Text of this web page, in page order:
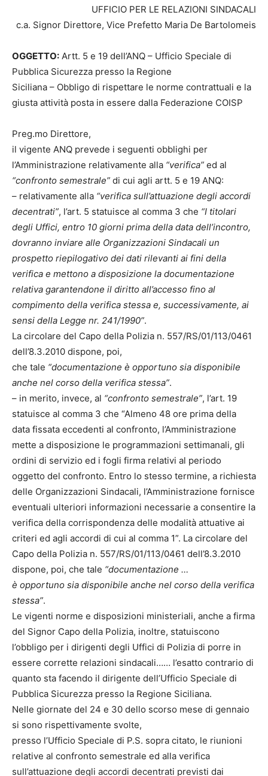
UFFICIO PER LE RELAZIONI SINDACALI
c.a. Signor Direttore, Vice Prefetto Maria De Bartolomeis
OGGETTO: Artt. 5 e 19 dell’ANQ – Ufficio Speciale di
Pubblica Sicurezza presso la Regione
Siciliana – Obbligo di rispettare le norme contrattuali e la
giusta attività posta in essere dalla Federazione COISP
Preg.mo Direttore,
il vigente ANQ prevede i seguenti obblighi per
l’Amministrazione relativamente alla “verifica” ed al
“confronto semestrale” di cui agli artt. 5 e 19 ANQ:
– relativamente alla “verifica sull’attuazione degli accordi
decentrati”, l’art. 5 statuisce al comma 3 che “I titolari
degli Uffici, entro 10 giorni prima della data dell’incontro,
dovranno inviare alle Organizzazioni Sindacali un
prospetto riepilogativo dei dati rilevanti ai fini della
verifica e mettono a disposizione la documentazione
relativa garantendone il diritto all’accesso fino al
compimento della verifica stessa e, successivamente, ai
sensi della Legge nr. 241/1990”.
La circolare del Capo della Polizia n. 557/RS/01/113/0461
dell’8.3.2010 dispone, poi,
che tale “documentazione è opportuno sia disponibile
anche nel corso della verifica stessa”.
– in merito, invece, al “confronto semestrale”, l’art. 19
statuisce al comma 3 che “Almeno 48 ore prima della
data fissata eccedenti al confronto, l’Amministrazione
mette a disposizione le programmazioni settimanali, gli
ordini di servizio ed i fogli firma relativi al periodo
oggetto del confronto. Entro lo stesso termine, a richiesta
delle Organizzazioni Sindacali, l’Amministrazione fornisce
eventuali ulteriori informazioni necessarie a consentire la
verifica della corrispondenza delle modalità attuative ai
criteri ed agli accordi di cui al comma 1”. La circolare del
Capo della Polizia n. 557/RS/01/113/0461 dell’8.3.2010
dispone, poi, che tale “documentazione …
è opportuno sia disponibile anche nel corso della verifica
stessa”.
Le vigenti norme e disposizioni ministeriali, anche a firma
del Signor Capo della Polizia, inoltre, statuiscono
l’obbligo per i dirigenti degli Uffici di Polizia di porre in
essere corrette relazioni sindacali…… l’esatto contrario di
quanto sta facendo il dirigente dell’Ufficio Speciale di
Pubblica Sicurezza presso la Regione Siciliana.
Nelle giornate del 24 e 30 dello scorso mese di gennaio
si sono rispettivamente svolte,
presso l’Ufficio Speciale di P.S. sopra citato, le riunioni
relative al confronto semestrale ed alla verifica
sull’attuazione degli accordi decentrati previsti dai